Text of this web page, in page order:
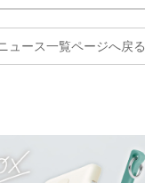
ュース一覧ページへ戻る